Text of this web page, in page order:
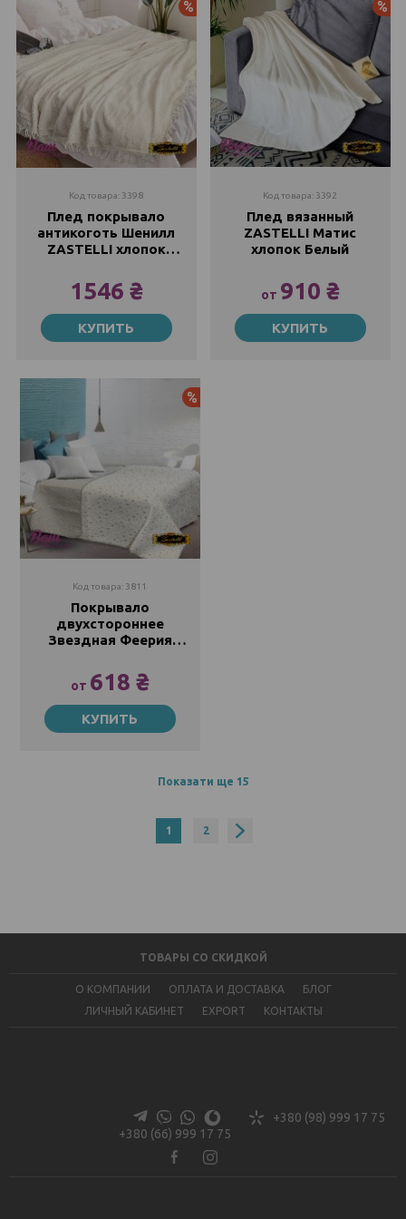
210х240
Закончился
Акция
Код товара: 3398
Плед покрывало
антикоготь Шенилл
ZASTELLI хлопок
1546 ₴
220х240
Закончился
2172 ₴ 1546 ₴
КУПИТЬ
Код товара: 3392
Плед вязанный
ZASTELLI Матис
хлопок Белый
от 910 ₴
150х210
1214 ₴ 910 ₴
КУПИТЬ
Код товара: 3811
Покрывало
двухстороннее
Звездная Феерия
от 618 ₴
145х210
843 ₴ 618 ₴
КУПИТЬ
1 2
Показати ще 15
О КОМПАНИИ ОПЛАТА И ДОСТАВКА
БЛОГ
ЛИЧНЫЙ КАБИНЕТ
EXPORT КОНТАКТЫ
ТОВАРЫ СО СКИДКОЙ
+380 (66) 999 17 75
+380 (98) 999 17 75